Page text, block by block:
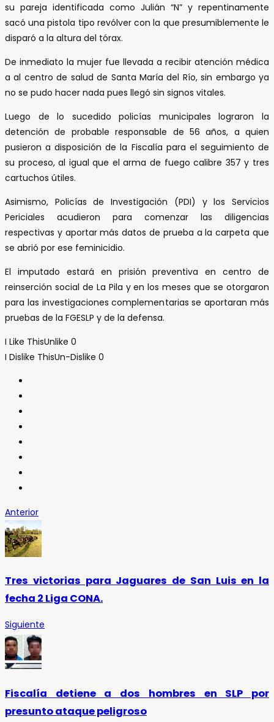
su pareja identificada como Julián “N” y repentinamente
sacó una pistola tipo revólver con la que presumiblemente le
disparó a la altura del tórax.
De inmediato la mujer fue llevada a recibir atención médica
a al centro de salud de Santa María del Río, sin embargo ya
no se pudo hacer nada pues llegó sin signos vitales.
Luego de lo sucedido policías municipales lograron la
detención de probable responsable de 56 años, a quien
pusieron a disposición de la Fiscalía para el seguimiento de
su proceso, al igual que el arma de fuego calibre 357 y tres
cartuchos útiles.
Asimismo, Policías de Investigación (PDI) y los Servicios
Periciales acudieron para comenzar las diligencias
respectivas y aportar más datos de prueba a la carpeta que
se abrió por ese feminicidio.
El imputado estará en prisión preventiva en centro de
reinserción social de La Pila y en los meses que se otorgaron
para las investigaciones complementarias se aportaran más
pruebas de la FGESLP y de la defensa.
I Like ThisUnlike 0
I Dislike ThisUn-Dislike 0
Anterior
Tres victorias para Jaguares de San Luis en la
fecha 2 Liga CONA.
Siguiente
Fiscalía detiene a dos hombres en SLP por
presunto ataque peligroso